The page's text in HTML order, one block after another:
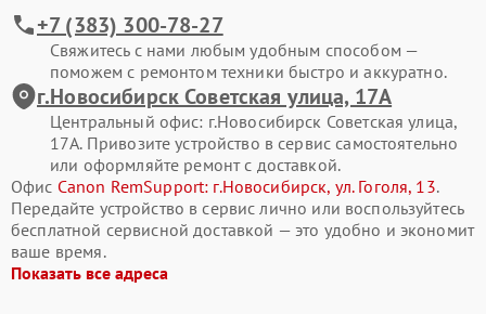
+7 (383) 300-78-27
Свяжитесь с нами любым удобным способом —
поможем с ремонтом техники быстро и аккуратно.
г.Новосибирск Советская улица, 17А
Центральный офис: г.Новосибирск Советская улица,
17А. Привозите устройство в сервис самостоятельно
или оформляйте ремонт с доставкой.
Офис Canon RemSupport: г.Новосибирск, ул. Гоголя, 13.
Передайте устройство в сервис лично или воспользуйтесь
бесплатной сервисной доставкой — это удобно и экономит
ваше время.
Показать все адреса